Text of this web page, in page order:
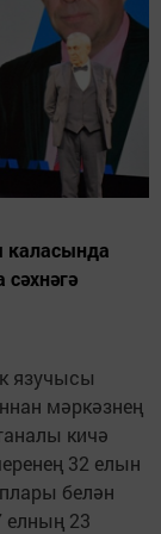
каласында
язучысы
мәркәзнең
кичә
32 елын
белән
елның 23